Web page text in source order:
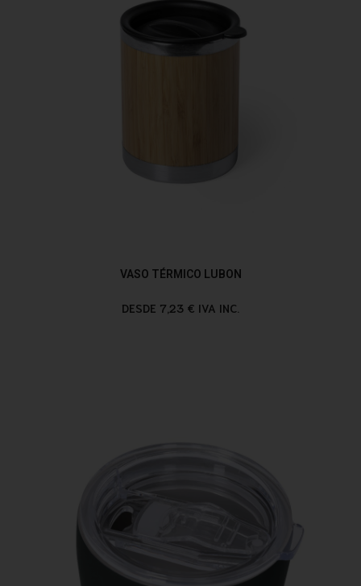
VASO TÉRMICO LUBON
DESDE 7,23 € IVA INC.